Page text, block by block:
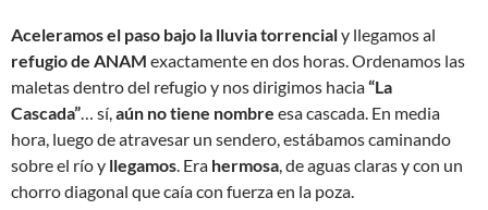
Aceleramos el paso bajo la lluvia torrencialy llegamos al
refugio de ANAM exactamente en dos horas. Ordenamos las
maletas dentro del refugio y nos dirigimos hacia“La
Cascada”… sí,aún no tiene nombre esa cascada. En media
hora, luego de atravesar un sendero, estábamos caminando
sobre el río y llegamos. Era hermosa, de aguas claras y con un
chorro diagonal que caía con fuerza en la poza.